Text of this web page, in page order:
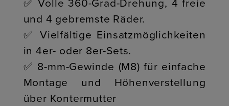
und 4 gebremste Räder.
✅ Vielfältige Einsatzmöglichkeiten
in 4er- oder 8er-Sets.
✅ 8-mm-Gewinde (M8) für einfache
Montage und Höhenverstellung
über Kontermutter